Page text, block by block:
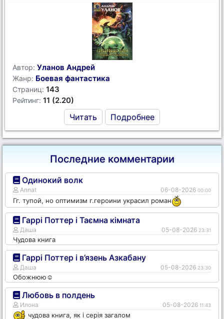
Автор: Уланов Андрей
Жанр: Боевая фантастика
Страниц: 143
Рейтинг: 11 (2.20)
Читать Подробнее
Последние комментарии
Одинокий волк
Annat 06-08-2026 00:00
Гг. тупой, но оптимизм г.героини украсил роман
Гаррі Поттер і Таємна кімната
Даша 05-08-2026 23:31
Чудова книга
Гаррі Поттер і в’язень Азкабану
Даша 05-08-2026 23:30
Обожнюю☺️
Любовь в полдень
Илона 05-08-2026 11:43
чудова книга, як і серія загалом